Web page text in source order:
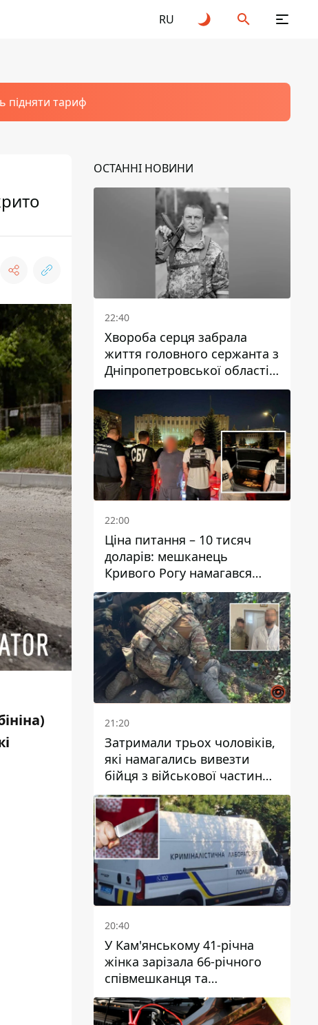
RU
підняти тариф
ОСТАННІ НОВИНИ
22:40
Хвороба серця забрала
життя головного сержанта з
Дніпропетровської області
Юрія Свистуна
22:00
Ціна питання – 10 тисяч
доларів: мешканець
Кривого Рогу намагався
переправити чоловіка до
Словаччини
21:20
Затримали трьох чоловіків,
які намагались вивезти
бійця з військової частини
до Дніпра за 7 тисяч
доларів: серед них був лікар
20:40
У Кам'янському 41-річна
жінка зарізала 66-річного
співмешканця та
намагалась обманути
поліцейських